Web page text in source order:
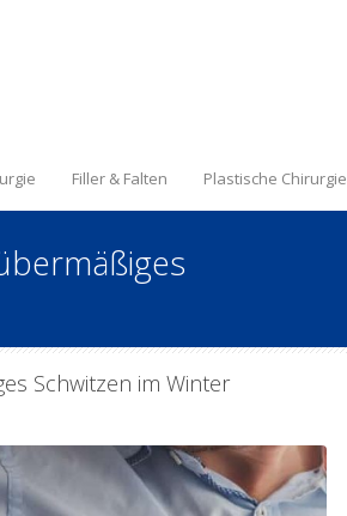
Filler & Falten Plastische Chirurgie
Schwitzen im Winter